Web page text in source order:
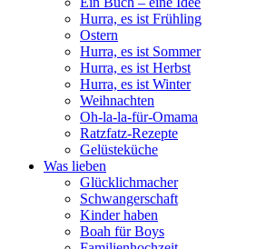
Hurra, es ist Frühling
Ostern
Hurra, es ist Sommer
Hurra, es ist Herbst
Hurra, es ist Winter
Weihnachten
Oh-la-la-für-Omama
Ratzfatz-Rezepte
Gelüsteküche
Was lieben
Glücklichmacher
Schwangerschaft
Kinder haben
Boah für Boys